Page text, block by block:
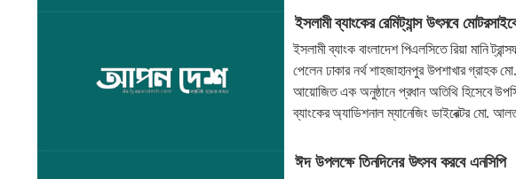
ইসলামী ব্যাংকের রেমিট্যান্স উৎসবে
ইসলামী ব্যাংক বাংলাদেশ পিএলসিতে রিয়া মানি
পেলেন ঢাকার নর্থ শাহজাহানপুর উপশাখার গ্রাহক
আয়োজিত এক অনুষ্ঠানে প্রধান অতিথি হিসেবে
ব্যাংকের অ্যাডিশনাল ম্যানেজিং ডাইরেক্টর মো.
ঈদ উপলক্ষে তিনদিনের উৎসব করবে এনসিপি